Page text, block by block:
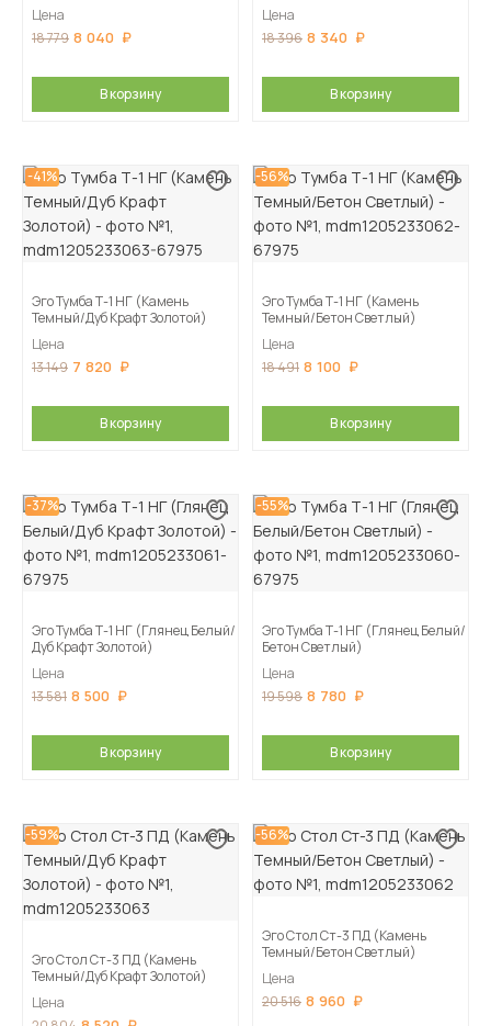
Цена
18 779 8 040
В корзину
Цена
18 396 8 340
В корзину
-41%
Эго Тумба Т-1 НГ (Камень
Темный/Дуб Крафт Золотой)
Цена
13 149 7 820
В корзину
-56%
Эго Тумба Т-1 НГ (Камень
Темный/Бетон Светлый)
Цена
18 491 8 100
В корзину
-37%
Эго Тумба Т-1 НГ (Глянец Белый/
Дуб Крафт Золотой)
Цена
13 581 8 500
В корзину
-55%
Эго Тумба Т-1 НГ (Глянец Белый/
Бетон Светлый)
Цена
19 598 8 780
В корзину
-59%
Эго Стол Ст-3 ПД (Камень
Темный/Дуб Крафт Золотой)
Цена
-56%
Эго Стол Ст-3 ПД (Камень
Темный/Бетон Светлый)
Цена
20 516 8 960